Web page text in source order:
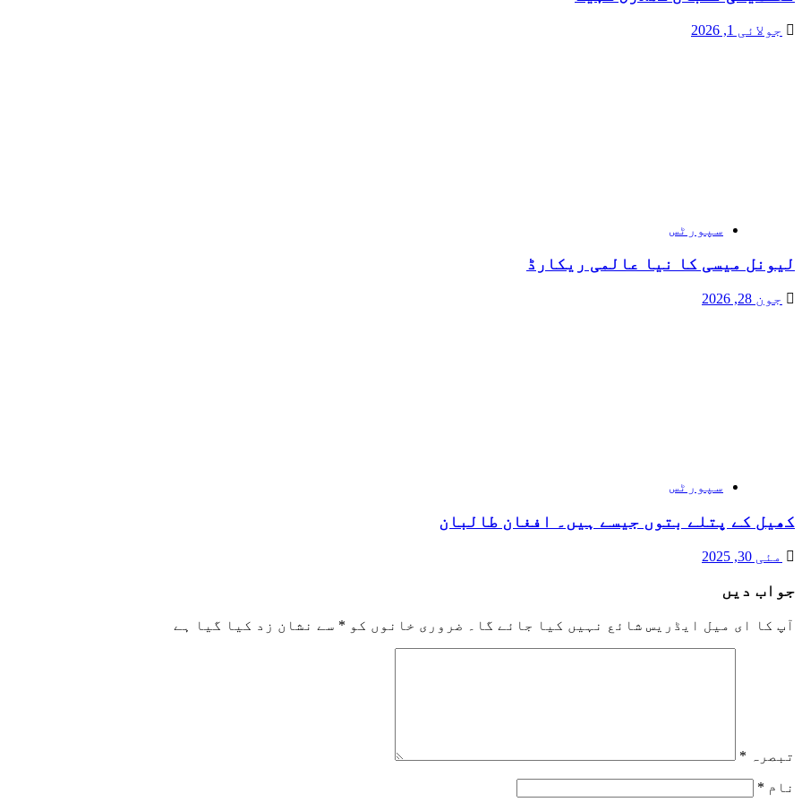
جولائی 1, 2026
سپورٹس
لیونل میسی کا نیا عالمی ریکارڈ
جون 28, 2026
سپورٹس
کھیل کے پتلے بتوں جیسے ہیں۔ افغان طالبان
مئی 30, 2025
جواب دیں
آپ کا ای میل ایڈریس شائع نہیں کیا جائے گا۔ ضروری خانوں کو * سے نشان زد کیا گیا ہے
تبصرہ *
نام *